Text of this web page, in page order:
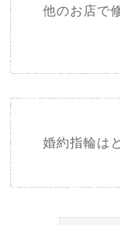
他のお店で
婚約指輪は